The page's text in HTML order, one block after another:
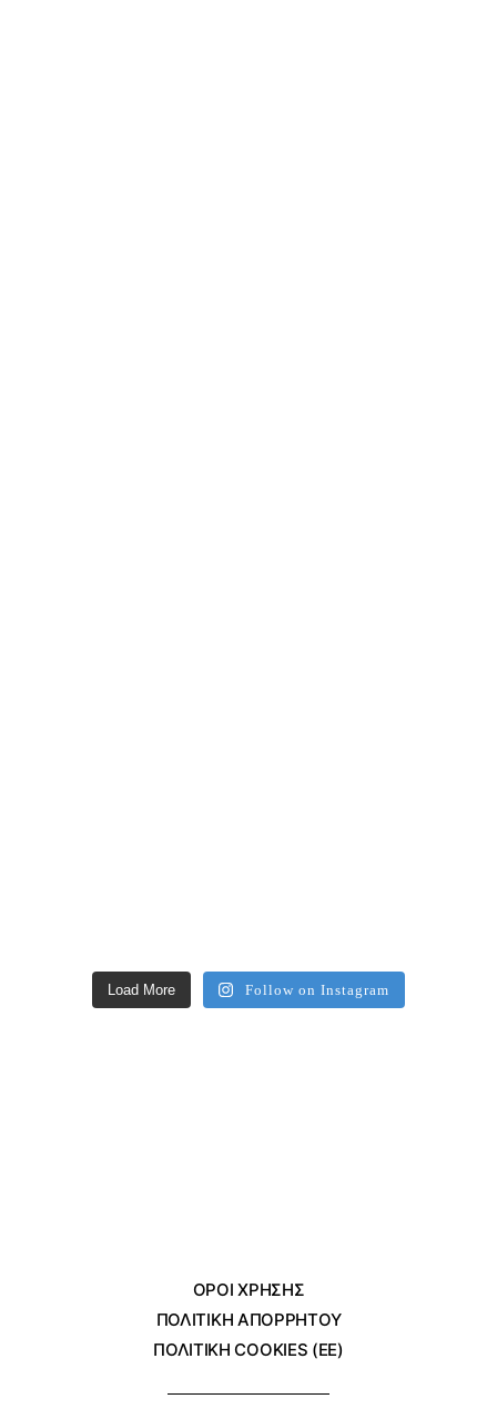
Load More Follow on Instagram
ΌΡΟΙ ΧΡΗΣΗΣ
ΠΟΛΙΤΙΚΗ ΑΠΟΡΡΗΤΟΥ
ΠΟΛΙΤΙΚΗ COOKIES (ΕΕ)